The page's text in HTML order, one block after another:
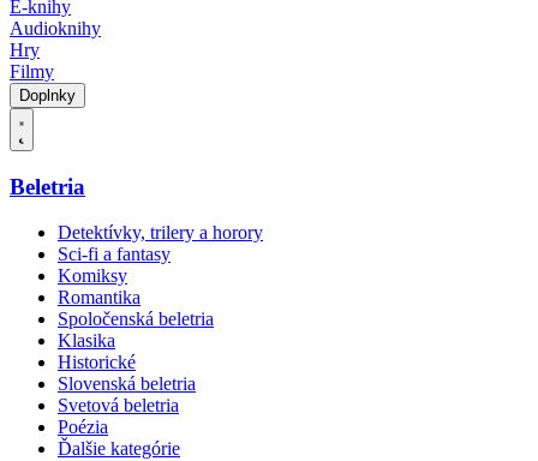
E-knihy
Audioknihy
Hry
Filmy
Doplnky
Beletria
Detektívky, trilery a horory
Sci-fi a fantasy
Komiksy
Romantika
Spoločenská beletria
Klasika
Historické
Slovenská beletria
Svetová beletria
Poézia
Ďalšie kategórie